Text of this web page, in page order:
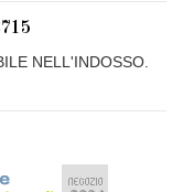
NELL'INDOSSO.